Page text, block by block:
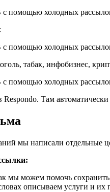
табак, инфобизнес,
Там
мы написали отдельные
мы можем помочь
описываем услуги и